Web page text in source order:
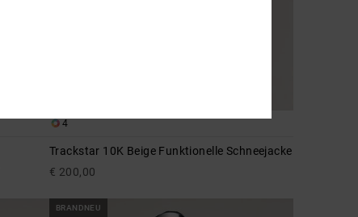
4
Trackstar 10K Beige Funktionelle Schneejacke
€ 200,00
BRANDNEU